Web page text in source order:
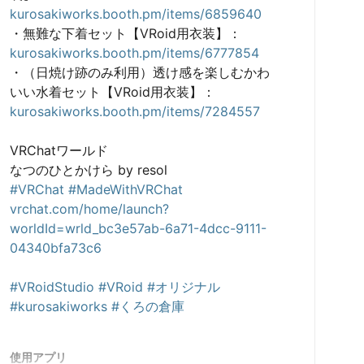
kurosakiworks.booth.pm/items/6859640
kurosakiworks.booth.pm/items/6777854
・（日焼け跡のみ利用）透け感を楽しむかわ
kurosakiworks.booth.pm/items/7284557
VRChatワールド
#VRChat #MadeWithVRChat
vrchat.com/home/launch?
worldId=wrld_bc3e57ab-6a71-4dcc-9111-
04340bfa73c6
#VRoidStudio #VRoid #オリジナル
#kurosakiworks #くろの倉庫
使用アプリ